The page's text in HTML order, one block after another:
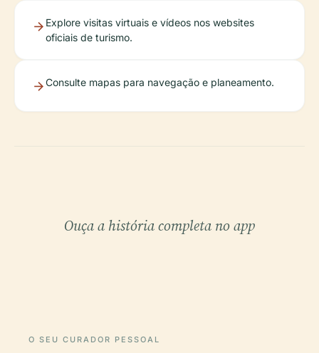
Explore visitas virtuais e vídeos nos websites
oficiais de turismo.
Consulte mapas para navegação e planeamento.
Ouça a história completa no app
O SEU CURADOR PESSOAL